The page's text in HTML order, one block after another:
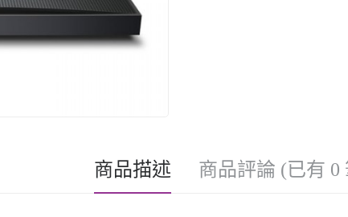
商品描述 商品評論 (已有 0